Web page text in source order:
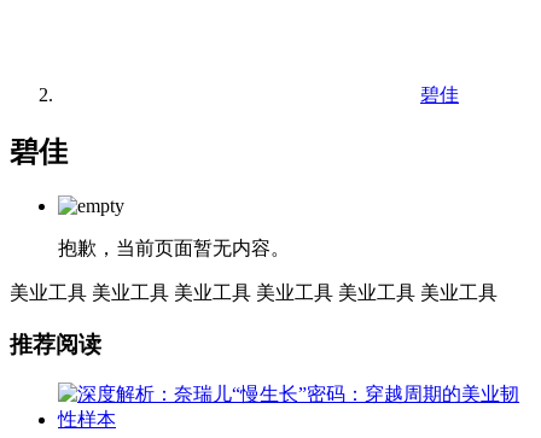
碧佳
碧佳
抱歉，当前页面暂无内容。
美业工具 美业工具 美业工具 美业工具 美业工具 美业工具
推荐阅读